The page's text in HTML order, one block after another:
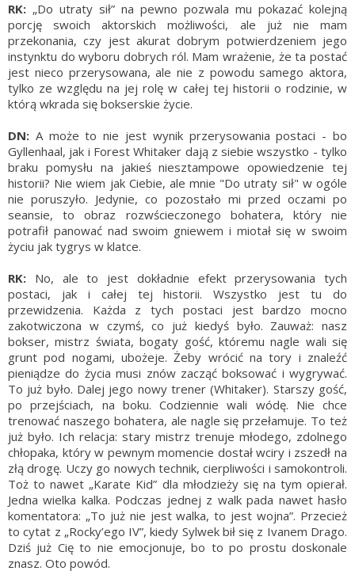
RK: „Do utraty sił” na pewno pozwala mu pokazać kolejną
porcję swoich aktorskich możliwości, ale już nie mam
przekonania, czy jest akurat dobrym potwierdzeniem jego
instynktu do wyboru dobrych ról. Mam wrażenie, że ta postać
jest nieco przerysowana, ale nie z powodu samego aktora,
tylko ze względu na jej rolę w całej tej historii o rodzinie, w
którą wkrada się bokserskie życie.
DN: A może to nie jest wynik przerysowania postaci - bo
Gyllenhaal, jak i Forest Whitaker dają z siebie wszystko - tylko
braku pomysłu na jakieś niesztampowe opowiedzenie tej
historii? Nie wiem jak Ciebie, ale mnie "Do utraty sił" w ogóle
nie poruszyło. Jedynie, co pozostało mi przed oczami po
seansie, to obraz rozwścieczonego bohatera, który nie
potrafił panować nad swoim gniewem i miotał się w swoim
życiu jak tygrys w klatce.
RK: No, ale to jest dokładnie efekt przerysowania tych
postaci, jak i całej tej historii. Wszystko jest tu do
przewidzenia. Każda z tych postaci jest bardzo mocno
zakotwiczona w czymś, co już kiedyś było. Zauważ: nasz
bokser, mistrz świata, bogaty gość, któremu nagle wali się
grunt pod nogami, ubożeje. Żeby wrócić na tory i znaleźć
pieniądze do życia musi znów zacząć boksować i wygrywać.
To już było. Dalej jego nowy trener (Whitaker). Starszy gość,
po przejściach, na boku. Codziennie wali wódę. Nie chce
trenować naszego bohatera, ale nagle się przełamuje. To też
już było. Ich relacja: stary mistrz trenuje młodego, zdolnego
chłopaka, który w pewnym momencie dostał wciry i zszedł na
złą drogę. Uczy go nowych technik, cierpliwości i samokontroli.
Toż to nawet „Karate Kid” dla młodzieży się na tym opierał.
Jedna wielka kalka. Podczas jednej z walk pada nawet hasło
komentatora: „To już nie jest walka, to jest wojna”. Przecież
to cytat z „Rocky’ego IV”, kiedy Sylwek bił się z Ivanem Drago.
Dziś już Cię to nie emocjonuje, bo to po prostu doskonale
znasz. Oto powód.